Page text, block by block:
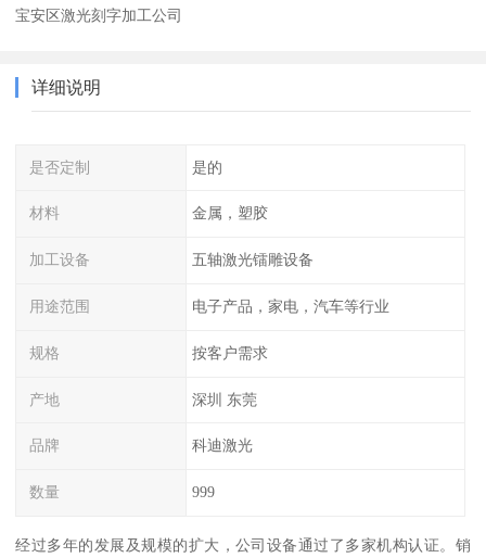
宝安区激光刻字加工公司
详细说明
是否定制 是的
材料 金属，塑胶
加工设备 五轴激光镭雕设备
用途范围 电子产品，家电，汽车等行业
规格 按客户需求
产地 深圳 东莞
品牌 科迪激光
数量 999
经过多年的发展及规模的扩大，公司设备通过了多家机构认证。销